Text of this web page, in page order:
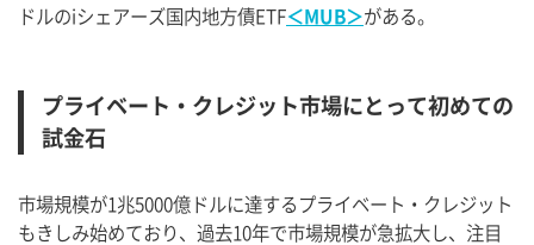
ドルのiシェアーズ国内地方債ETF＜MUB＞がある。
プライベート・クレジット市場にとって初めての
試金石
市場規模が1兆5000億ドルに達するプライベート・クレジット
もきしみ始めており、過去10年で市場規模が急拡大し、注目